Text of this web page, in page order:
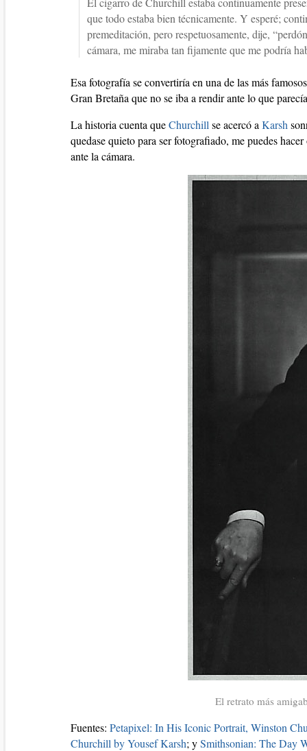
que todo estaba bien técnicamente. Y esperé;
premeditación, pero respetuosamente, dije,
cámara, me miraba tan fijamente que me podría
Esa fotografía se convertiría en una de las más
Gran Bretaña que no se iba a rendir ante lo que
La historia cuenta queChurchill se acercó a Karsh
quedase quieto para ser fotografiado, me puedes
ante la cámara.
El retrato más
Fuentes: Petapixel: In His Iconic Portrait, Winston
Churchill by Yousef Karsh; ySmithsonian: The Day